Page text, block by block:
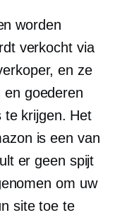
worden
verkocht via
en ze
en goederen
te krijgen. Het
is een van
er geen spijt
om uw
site toe te